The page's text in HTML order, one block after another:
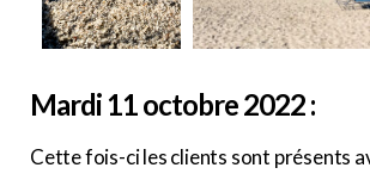
Mardi 11 octobre 2022 :
Cette fois-ci les clients sont présents